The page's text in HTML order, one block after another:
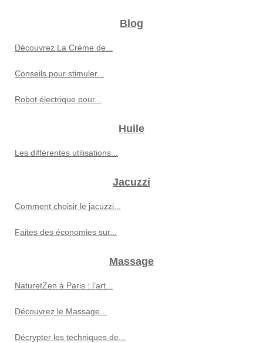
Blog
Découvrez La Crème de...
Conseils pour stimuler...
Robot électrique pour...
Huile
Les différentes utilisations...
Jacuzzi
Comment choisir le jacuzzi...
Faites des économies sur...
Massage
NaturetZen à Paris : l’art...
Découvrez le Massage...
Décrypter les techniques de...